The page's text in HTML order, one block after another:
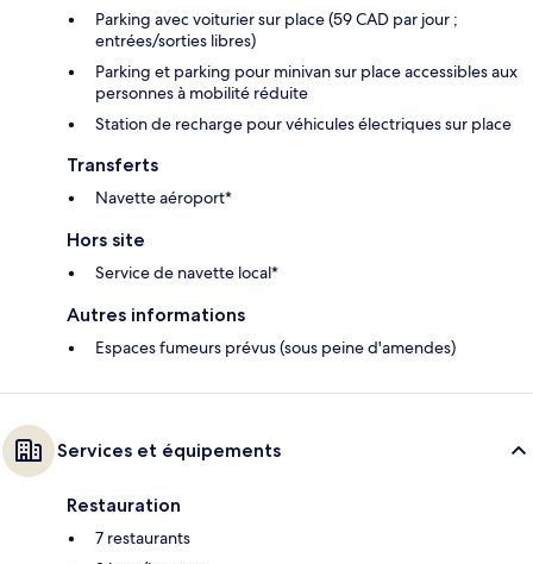
Parking avec voiturier sur place (59 CAD par jour ;
entrées/sorties libres)
Parking et parking pour minivan sur place accessibles aux
personnes à mobilité réduite
Station de recharge pour véhicules électriques sur place
Transferts
Navette aéroport*
Hors site
Service de navette local*
Autres informations
Espaces fumeurs prévus (sous peine d'amendes)
Services et équipements
Restauration
7 restaurants